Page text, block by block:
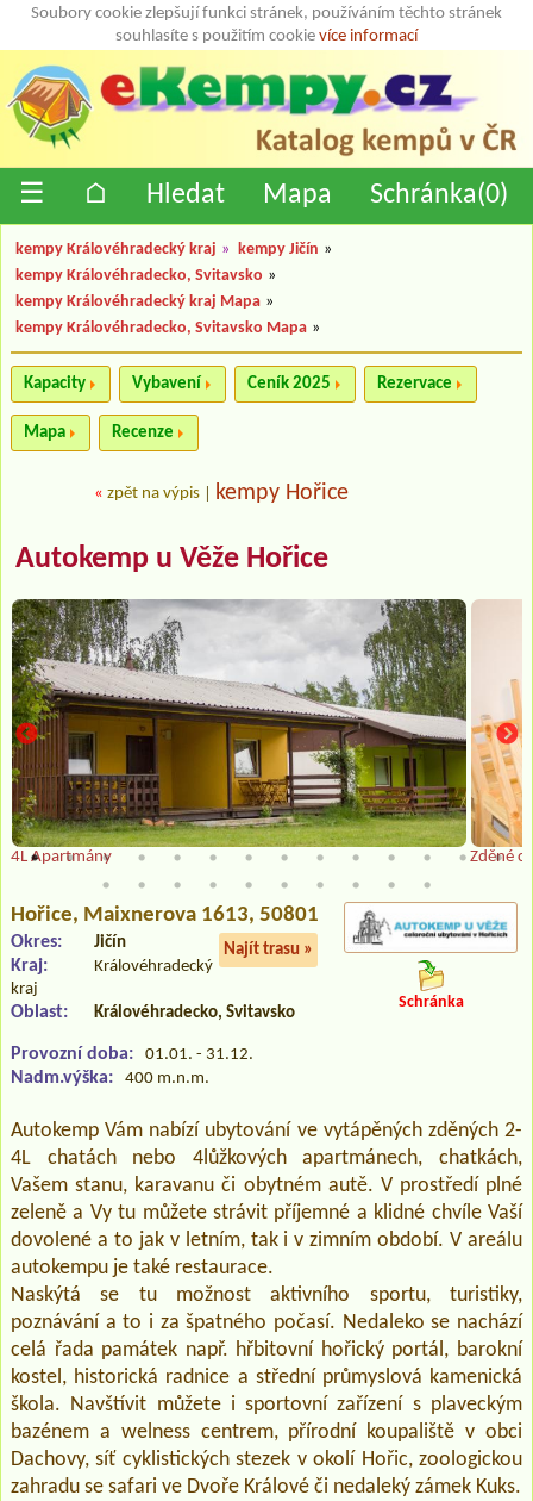
Soubory cookie zlepšují funkci stránek, používáním těchto stránek
souhlasíte s použitím cookie více informací
☰ ⌂ Hledat Mapa Schránka(0)
kempy Královéhradecký kraj » kempy Jičín »
kempy Královéhradecko, Svitavsko »
kempy Královéhradecký kraj Mapa »
kempy Královéhradecko, Svitavsko Mapa »
Kapacity Vybavení Ceník 2025 Rezervace
Mapa Recenze
« zpět na výpis kempy Hořice
Autokemp u Věže Hořice
4L Apartmány Zděné
Hořice, Maixnerova 1613, 50801
Najít trasu »
Okres: Jičín
Kraj:
Královéhradecký
kraj
Oblast: Královéhradecko, Svitavsko
Provozní doba: 01.01. - 31.12.
Nadm.výška: 400 m.n.m.
Schránka
Autokemp Vám nabízí ubytování ve vytápěných zděných 2-
4L chatách nebo 4lůžkových apartmánech, chatkách,
Vašem stanu, karavanu či obytném autě. V prostředí plné
zeleně a Vy tu můžete strávit příjemné a klidné chvíle Vaší
dovolené a to jak v letním, tak i v zimním období. V areálu
autokempu je také restaurace.
Naskýtá se tu možnost aktivního sportu, turistiky,
poznávání a to i za špatného počasí. Nedaleko se nachází
celá řada památek např. hřbitovní hořický portál, barokní
kostel, historická radnice a střední průmyslová kamenická
škola. Navštívit můžete i sportovní zařízení s plaveckým
bazénem a welness centrem, přírodní koupaliště v obci
Dachovy, síť cyklistických stezek v okolí Hořic, zoologickou
zahradu se safari ve Dvoře Králové či nedaleký zámek Kuks.